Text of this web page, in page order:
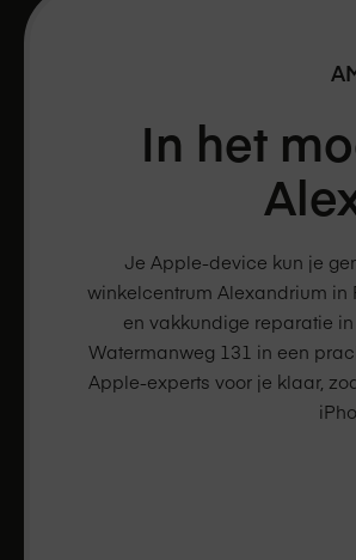
In het
Je Apple-device kun je
winkelcentrum Alexandrium in
en vakkundige reparatie
Watermanweg 131 in een
Apple-experts voor je klaar,